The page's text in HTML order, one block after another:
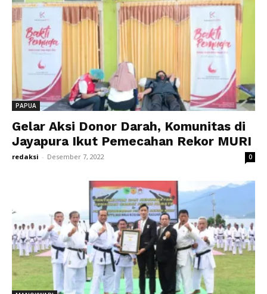
PAPUA
Gelar Aksi Donor Darah, Komunitas di
Jayapura Ikut Pemecahan Rekor MURI
redaksi - Desember 7, 2022 0